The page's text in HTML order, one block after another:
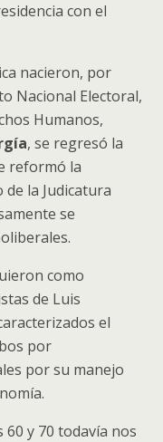
con el
nacieron, por
Nacional Electoral,
Humanos,
, se regresó la
reformó la
la Judicatura
se
como
de Luis
el
por
por su manejo
y 70 todavía nos